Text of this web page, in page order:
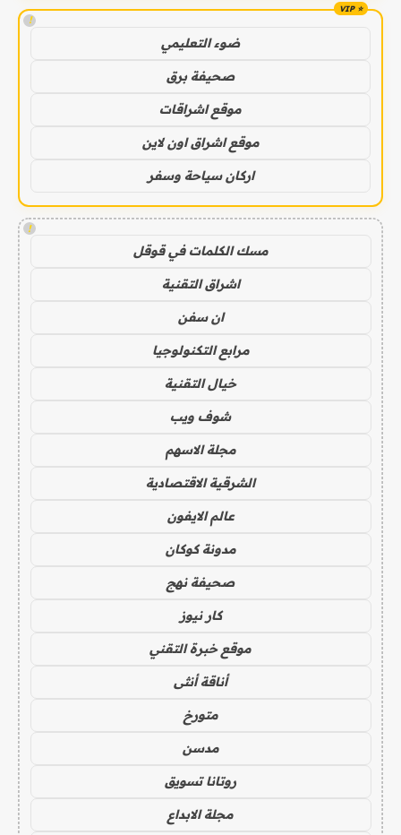
!
ضوء التعليمي
صحيفة برق
موقع اشراقات
موقع اشراق اون لاين
اركان سياحة وسفر
!
مسك الكلمات في قوقل
اشراق التقنية
ان سفن
مرابع التكنولوجيا
خيال التقنية
شوف ويب
مجلة الاسهم
الشرقية الاقتصادية
عالم الايفون
مدونة كوكان
صحيفة نهج
كار نيوز
موقع خبرة التقني
أناقة أنثى
متورخ
مدسن
روتانا تسويق
مجلة الابداع